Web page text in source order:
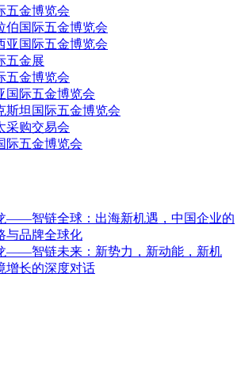
五金博览会
伯国际五金博览会
亚国际五金博览会
五金展
五金博览会
国际五金博览会
斯坦国际五金博览会
采购交易会
际五金博览会
——智链全球：出海新机遇，中国企业的
与品牌全球化
——智链未来：新势力，新动能，新机
增长的深度对话